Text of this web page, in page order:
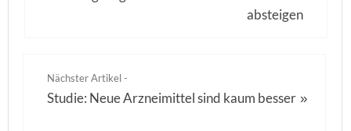
absteigen
Nächster Artikel -
Studie: Neue Arzneimittel sind kaum besser »